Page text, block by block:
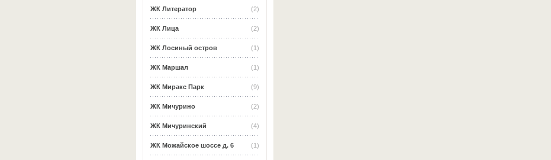
(2)
ЖК Литератор
(2)
ЖК Лица
(1)
ЖК Лосиный остров
(1)
ЖК Маршал
(9)
ЖК Миракс Парк
(2)
ЖК Мичурино
(4)
ЖК Мичуринский
(1)
ЖК Можайское шоссе д. 6